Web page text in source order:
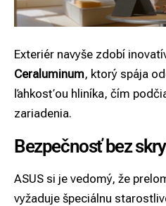
Exteriér navyše zdobí
Ceraluminum, ktorý spája
ľahkosťou hliníka, čím
zariadenia.
Bezpečnosť bez
ASUS si je vedomý, že
vyžaduje špeciálnu